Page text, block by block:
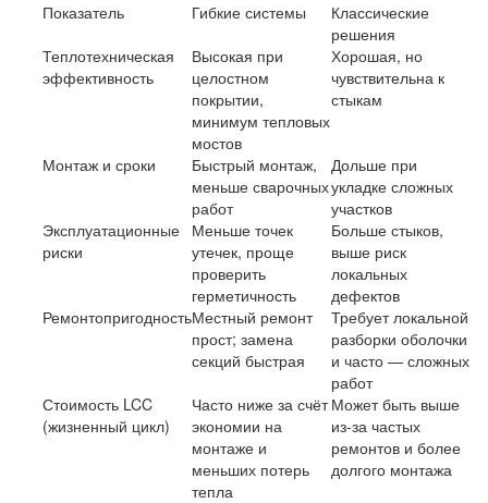
Показатель Гибкие системы
Классические
решения
Теплотехническая
эффективность
Высокая при
целостном
покрытии,
минимум тепловых
мостов
Хорошая, но
чувствительна к
стыкам
Монтаж и сроки
Быстрый монтаж,
меньше сварочных
работ
Дольше при
укладке сложных
участков
Эксплуатационные
риски
Меньше точек
утечек, проще
проверить
герметичность
Больше стыков,
выше риск
локальных
дефектов
РемонтопригодностьМестный ремонт
прост; замена
секций быстрая
Требует локальной
разборки оболочки
и часто — сложных
работ
Стоимость LCC
(жизненный цикл)
Часто ниже за счёт
экономии на
монтаже и
меньших потерь
тепла
Может быть выше
из‑за частых
ремонтов и более
долгого монтажа